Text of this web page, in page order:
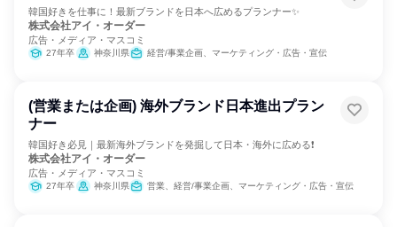
韓国好きを仕事に！最新ブランドを日本へ広めるプランナー✨
株式会社アイ・オーダー
広告・メディア・マスコミ
27年卒 神奈川県 経営/事業企画、マーケティング・広告・宣伝
(営業または企画) 海外ブランド日本進出プラン
ナー
韓国好き必見｜最新海外ブランドを発掘して日本・海外に広める❗
株式会社アイ・オーダー
広告・メディア・マスコミ
27年卒 神奈川県 営業、経営/事業企画、マーケティング・広告・宣伝